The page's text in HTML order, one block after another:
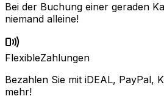
Bei der Buchung einer geraden
niemand alleine!
FlexibleZahlungen
Bezahlen Sie mit iDEAL, PayPal,
mehr!